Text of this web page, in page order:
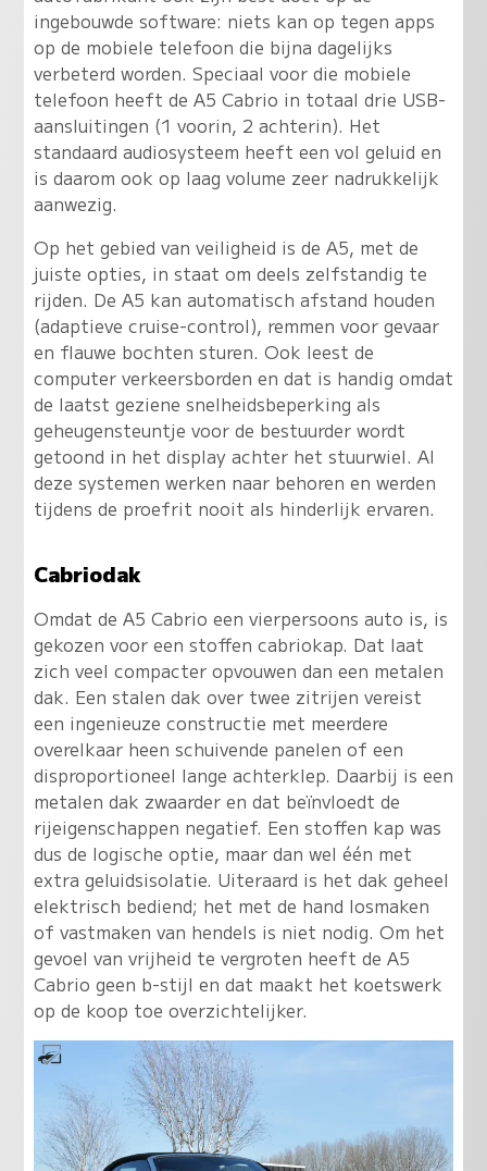
ingebouwde software: niets kan op tegen apps
op de mobiele telefoon die bijna dagelijks
verbeterd worden. Speciaal voor die mobiele
telefoon heeft de A5 Cabrio in totaal drie USB-
aansluitingen (1 voorin, 2 achterin). Het
standaard audiosysteem heeft een vol geluid en
is daarom ook op laag volume zeer nadrukkelijk
aanwezig.
Op het gebied van veiligheid is de A5, met de
juiste opties, in staat om deels zelfstandig te
rijden. De A5 kan automatisch afstand houden
(adaptieve cruise-control), remmen voor gevaar
en flauwe bochten sturen. Ook leest de
computer verkeersborden en dat is handig omdat
de laatst geziene snelheidsbeperking als
geheugensteuntje voor de bestuurder wordt
getoond in het display achter het stuurwiel. Al
deze systemen werken naar behoren en werden
tijdens de proefrit nooit als hinderlijk ervaren.
Cabriodak
Omdat de A5 Cabrio een vierpersoons auto is, is
gekozen voor een stoffen cabriokap. Dat laat
zich veel compacter opvouwen dan een metalen
dak. Een stalen dak over twee zitrijen vereist
een ingenieuze constructie met meerdere
overelkaar heen schuivende panelen of een
disproportioneel lange achterklep. Daarbij is een
metalen dak zwaarder en dat beïnvloedt de
rijeigenschappen negatief. Een stoffen kap was
dus de logische optie, maar dan wel één met
extra geluidsisolatie. Uiteraard is het dak geheel
elektrisch bediend; het met de hand losmaken
of vastmaken van hendels is niet nodig. Om het
gevoel van vrijheid te vergroten heeft de A5
Cabrio geen b-stijl en dat maakt het koetswerk
op de koop toe overzichtelijker.